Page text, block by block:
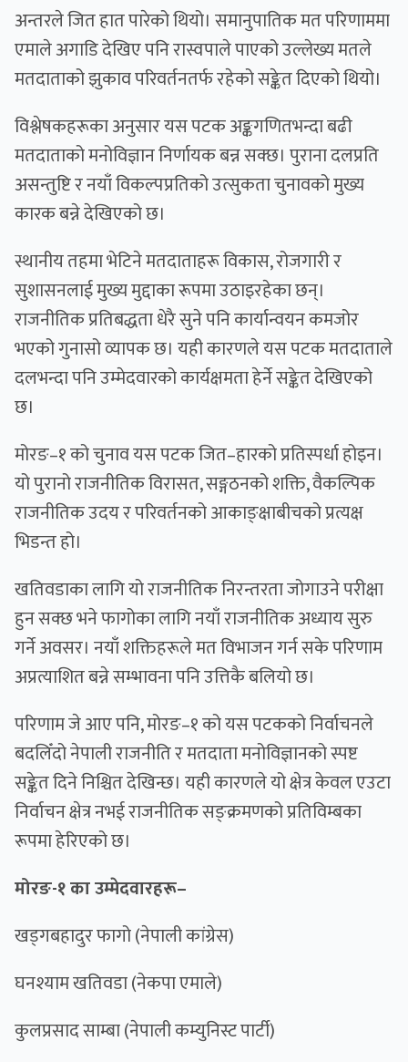
अन्तरले जित हात पारेको थियो। समानुपातिक मत परिणाममा
एमाले अगाडि देखिए पनि रास्वपाले पाएको उल्लेख्य मतले
मतदाताको झुकाव परिवर्तनतर्फ रहेको सङ्केत दिएको थियो।
विश्लेषकहरूका अनुसार यस पटक अङ्कगणितभन्दा बढी
मतदाताको मनोविज्ञान निर्णायक बन्न सक्छ। पुराना दलप्रति
असन्तुष्टि र नयाँ विकल्पप्रतिको उत्सुकता चुनावको मुख्य
कारक बन्ने देखिएको छ।
स्थानीय तहमा भेटिने मतदाताहरू विकास, रोजगारी र
सुशासनलाई मुख्य मुद्दाका रूपमा उठाइरहेका छन्।
राजनीतिक प्रतिबद्धता धेरै सुने पनि कार्यान्वयन कमजोर
भएको गुनासो व्यापक छ। यही कारणले यस पटक मतदाताले
दलभन्दा पनि उम्मेदवारको कार्यक्षमता हेर्ने सङ्केत देखिएको
छ।
मोरङ–१ को चुनाव यस पटक जित–हारको प्रतिस्पर्धा होइन।
यो पुरानो राजनीतिक विरासत, सङ्गठनको शक्ति, वैकल्पिक
राजनीतिक उदय र परिवर्तनको आकाङ्क्षाबीचको प्रत्यक्ष
भिडन्त हो।
खतिवडाका लागि यो राजनीतिक निरन्तरता जोगाउने परीक्षा
हुन सक्छ भने फागोका लागि नयाँ राजनीतिक अध्याय सुरु
गर्ने अवसर। नयाँ शक्तिहरूले मत विभाजन गर्न सके परिणाम
अप्रत्याशित बन्ने सम्भावना पनि उत्तिकै बलियो छ।
परिणाम जे आए पनि, मोरङ–१ को यस पटकको निर्वाचनले
बदलिँदो नेपाली राजनीति र मतदाता मनोविज्ञानको स्पष्ट
सङ्केत दिने निश्चित देखिन्छ। यही कारणले यो क्षेत्र केवल एउटा
निर्वाचन क्षेत्र नभई राजनीतिक सङ्क्रमणको प्रतिविम्बका
रूपमा हेरिएको छ।
मोरङ-१ का उम्मेदवारहरू–
खड्गबहादुर फागो (नेपाली कांग्रेस)
घनश्याम खतिवडा (नेकपा एमाले)
कुलप्रसाद साम्बा (नेपाली कम्युनिस्ट पार्टी)